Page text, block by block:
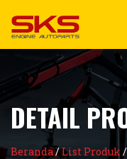
DETAIL
Beranda/List Produk /